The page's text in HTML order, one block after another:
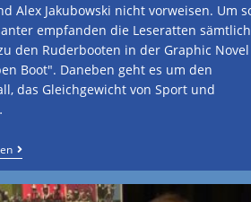
Alex Jakubowski nicht vorweisen. Um
empfanden die Leseratten
den Ruderbooten in der Graphic Novel
Boot". Daneben geht es um den
das Gleichgewicht von Sport und